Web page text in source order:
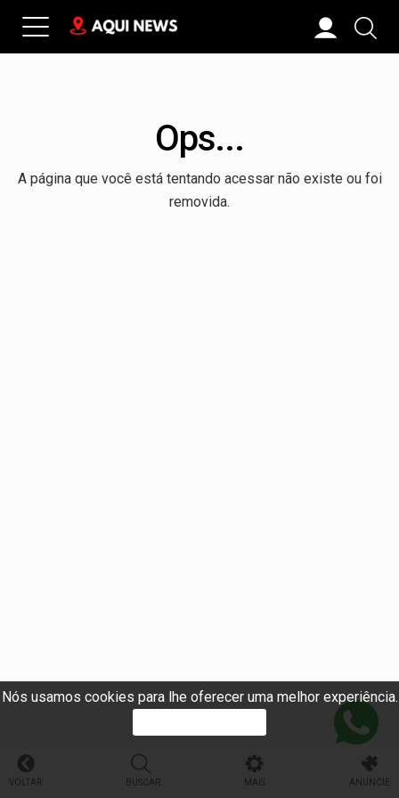
Nós usamos cookies para lhe oferecer uma melhor experiência.
Ops...
A página que você está tentando acessar não existe ou foi
removida.
VOLTAR BUSCAR MAIS ANUNCIE